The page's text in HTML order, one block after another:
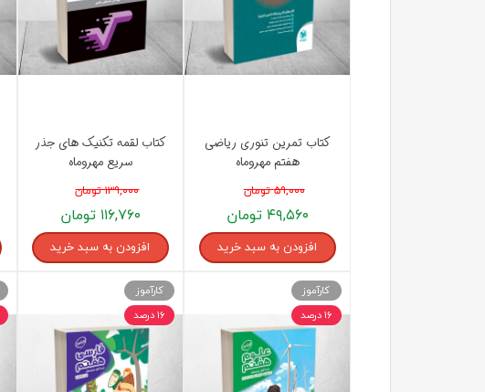
راهیان نفت
آموزش نرم افزار های فنی مهندسی
تاریخ
جغرافیا
علوم اجتماعی
کتاب تمرین تنوری ریاضی
هفتم مهروماه
۵۹,۰۰۰ تومان
۴۹,۵۶۰ تومان
افزودن به سبد خرید
کتاب لقمه تکنیک های جذر
سریع مهروماه
۱۳۹,۰۰۰ تومان
۱۱۶,۷۶۰ تومان
افزودن به سبد خرید
کارآموز
۱۶ درصد
کارآموز
۱۶ درصد